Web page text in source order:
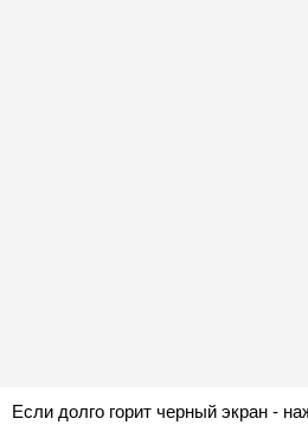
Если долго горит черный экран -